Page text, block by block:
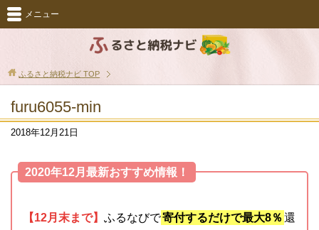
メニュー
ふるさと納税ナビ TOP
furu6055-min
2018年12月21日
2020年12月最新おすすめ情報！
【12月末まで】 ふるなびで寄付するだけで最大8％ 還